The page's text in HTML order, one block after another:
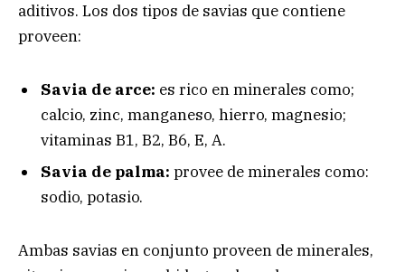
aditivos. Los dos tipos de savias que contiene
proveen:
Savia de arce: es rico en minerales como;
calcio, zinc, manganeso, hierro, magnesio;
vitaminas B1, B2, B6, E, A.
Savia de palma: provee de minerales como:
sodio, potasio.
Ambas savias en conjunto proveen de minerales,